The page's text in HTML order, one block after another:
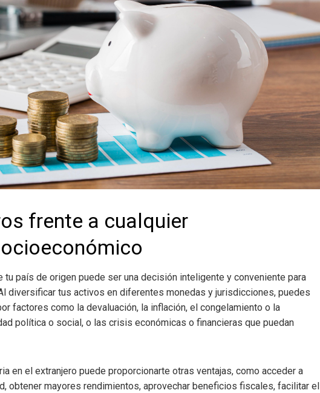
frente a cualquier
tu país de origen puede ser una decisión inteligente y conveniente para
diversificar tus activos en diferentes monedas y jurisdicciones, puedes
factores como la devaluación, la inflación, el congelamiento o la
política o social, o las crisis económicas o financieras que puedan
en el extranjero puede proporcionarte otras ventajas, como acceder a
obtener mayores rendimientos, aprovechar beneficios fiscales, facilitar el